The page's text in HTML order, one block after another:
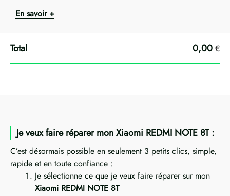
En savoir +
0,00 €
Je veux faire réparer mon Xiaomi REDMI NOTE 8T :
C’est désormais possible en seulement 3 petits clics, simple,
rapide et en toute confiance :
Je sélectionne ce que je veux faire réparer sur mon
Xiaomi REDMI NOTE 8T